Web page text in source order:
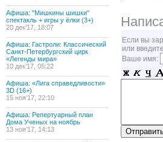
Афиша: "Мишкины шишки"
спектакль + игры у ёлки (3+)
20 дек’17, 18:07
Афиша: Гастроли: Классический
Санкт-Петербургский цирк
«Легенды мира»
10 дек’17, 05:22
Афиша: «Лига справедливости»
3D (16+)
15 ноя’17, 22:10
Афиша: Репертуарный план
Дома Ученых на ноябрь
13 ноя’17, 14:13
Если вы
или введите
Ваше имя: